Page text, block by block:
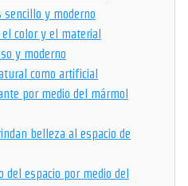
y moderno
color y el material
y moderno
como artificial
por medio del mármol
belleza al espacio de
espacio por medio del